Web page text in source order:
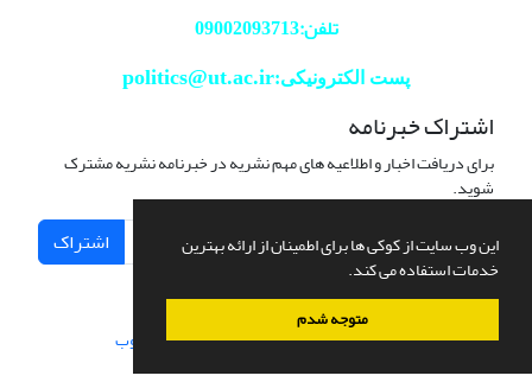
این وب سایت از کوکی ها برای اطمینان از ارائه بهترین
خدمات استفاده می کند.
متوجه شدم
تلفن:09002093713
پست الکترونیکی:politics@ut.ac.ir
اشتراک خبرنامه
برای دریافت اخبار و اطلاعیه های مهم نشریه در خبرنامه نشریه مشترک
شوید.
اشتراک
سامانه مدیریت نشریات علمی.طراحی و پیاده سازی از سیناوب